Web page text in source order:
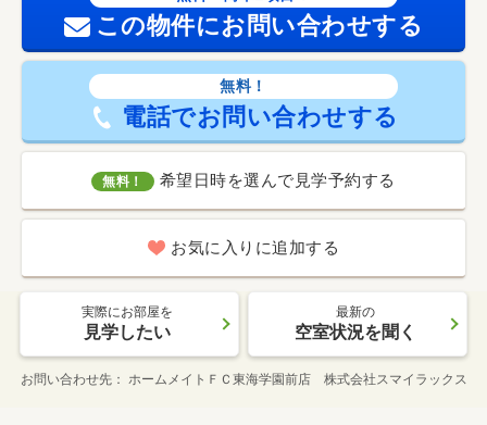
この物件にお問い合わせする
無料！
電話でお問い合わせする
無料！ 希望日時を選んで見学予約する
お気に入りに追加する
実際にお部屋を
見学したい
最新の
空室状況を聞く
お問い合わせ先 ホームメイトＦＣ東海学園前店 株式会社スマイラックス